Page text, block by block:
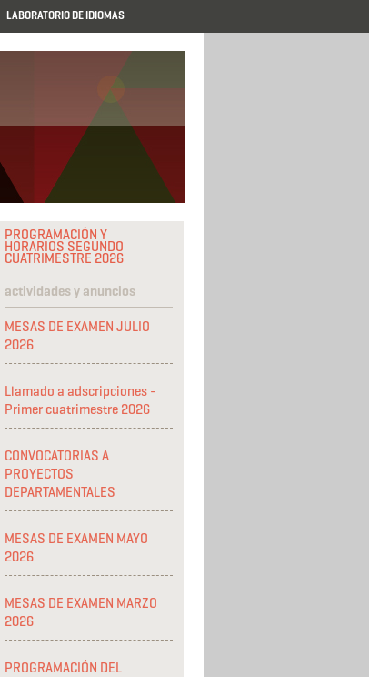
LABORATORIO DE IDIOMAS
PROGRAMACIÓN Y
HORARIOS SEGUNDO
CUATRIMESTRE 2026
actividades y anuncios
MESAS DE EXAMEN JULIO
2026
Llamado a adscripciones -
Primer cuatrimestre 2026
CONVOCATORIAS A
PROYECTOS
DEPARTAMENTALES
MESAS DE EXAMEN MAYO
2026
MESAS DE EXAMEN MARZO
2026
PROGRAMACIÓN DEL